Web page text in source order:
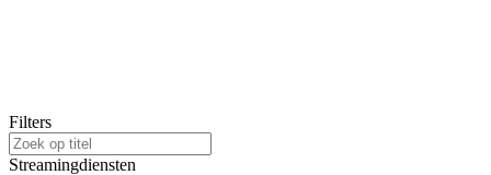
Filters
Streamingdiensten